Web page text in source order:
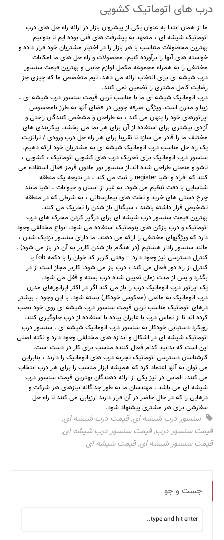
درب های اتوماتیک کشویی
ما از همان ابتدا به عنوان یکی از پیشروان بازار در ارائه راه حل های درب
اتوماتیک شیشه ای ، متعهد به پیشرفت های فنی بوده ایم تا بتوانیم
بهترین محصولات متناسب با هر بازار را در اختیار مشتریان خود قرار داده و
خواسته های آنها را برآورده کنیم. محصولات و راه حل های ما امکانات
مختلفی را به همراه مجموعه مکمل لوازم جانبی و بهترین قیمت سنسور
درب شیشه ای برای انتخاب ارائه می دهد. تیم متخصص ما که چیزی جز
رضایت کامل مشتری را تضمین نمی کنند.
درب اتوماتیک شیشه ای ما با مناسب ترین قیمت سنسور درب شیشه ای ،
زیبا و مدرن است. ویژگی صرفه جویی در فضای آنها به طرز نامحسوس
اپراتورهای خود را پنهان می کند ، به طراحان و مشخص کنندگان راحتی و
آزادی بیشتری برای استفاده از آن برای هر نما می بخشد. پیکربندی های
مختلف ما را قادر می سازد تا تقریباً برای هر راه حل درب ورودی / ترانزیت
یک راه حل مناسب درب اتوماتیک شیشه ای به مشتریان خود ارائه دهیم.
سنسور درب اتوماتیک برای تحریک درب های کشویی اتوماتیک ، کشویی ،
تاشو و منحنی طراحی شده اند.از سنسور نور مادون قرمز فعال استفاده می
کنند که افراد و اشیا register را ثبت می کند ، در نتیجه یک منطقه
شناسایی با دقت تنظیم می شود. به غیر از انسان و حیوانات ، اشیا مانند
چرخ دستی های خرید و تخت های بیمارستانی ، به شرطی که در منطقه
تشخیص قرار داشته باشند ، سیگنال باز شدن را تحریک می کنند.
بهترین قیمت سنسور درب شیشه ای برای درگیر کردن محرک های درب
اتوماتیک و درب بازکن های پنوماتیک استفاده می شود. انواع مختلفی وجود
دارد که ویژگیهای مختلفی را ارائه می دهند. ما دارای سنسور نزدیک شدن ،
مانند سنسور رادار هستیم (در هنگام باز شدن کاربر به آن در باز می شود) .
کنترل دسترسی نیز وجود دارد – وقتی کاربر کد خوان را با دکمه fob یا
کنترل از راه دور فعال می کند ، درب باز می شود. کاربر مجاز است از در
بگذرد و پس از مدت زمان تعیین شده درب بسته و قفل می شود.
یک اپراتور درب اتوماتیک درب را باز می کند اگر در اکثر اپراتورهای مدرن
درب اتوماتیک به مانعی (معکوس خودکار) بسته شود. با این وجود ، بیشتر
درهای اتوماتیک مناسب ترین قیمت سنسور درب شیشه ای روی خود نصب
کرده اند تا از تماس درب با عابران پیاده با استفاده از درب جلوگیری کنند.
رویکرد دستیابی خودکار به سنسور درب اتوماتیک شیشه ای . سنسور درب
اتوماتیک شیشه ای در اشکال و اندازه های مختلفی وجود دارد و نکته اصلی
این است که بدانید کدام فعال کننده مناسب برای کار در دست است.
کارشناسان دسترسی اتوماتیک تجربه درب های اتوماتیک را دارند ، بنابراین
می توان به آنها اعتماد کرد که همیشه ابزار مناسب را برای هر درب انتخاب
می کنند. الماس در نیز یکی از ارائه دهندگان بهترین قیمت سنسور درب
شیشه ای می باشد . مهندسان ما به طور جداگانه نیازهای هر شرکت و
درهایی را که در حال حاضر در آن قرار دارند ارزیابی می کنند تا راه حل
سفارشی برای هر مشتری پیشنهاد شود.
سنسور درب شیشه ای,قیمت درب شیشه ای,
قیمت سنسور درب,قیمت سنسور درب شیشه ای,
قیمت سنسور شیشه ای,قیمت شیشه ای
جست و جو